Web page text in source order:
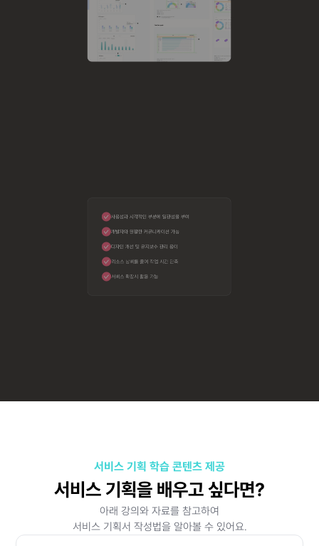
사용성과 시각적인 부분에 일관성을 부여
개발자와 원활한 커뮤니케이션 가능
디자인 개선 및 유지보수 관리 용이
리소스 낭비를 줄여 작업 시간 단축
서비스 확장시 활용 가능
서비스 기획 학습 콘텐츠 제공
서비스 기획을 배우고 싶다면?
아래 강의와 자료를 참고하여
서비스 기획서 작성법을 알아볼 수 있어요.